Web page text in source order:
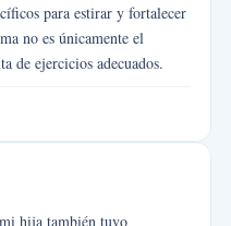
para estirar y fortalecer
no es únicamente el
de ejercicios adecuados.
hija también tuvo